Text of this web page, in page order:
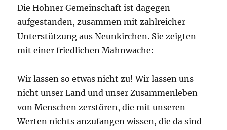
Die Hohner Gemeinschaft ist dagegen
aufgestanden, zusammen mit zahlreicher
Unterstützung aus Neunkirchen. Sie zeigten
mit einer friedlichen Mahnwache:
Wir lassen so etwas nicht zu! Wir lassen uns
nicht unser Land und unser Zusammenleben
von Menschen zerstören, die mit unseren
Werten nichts anzufangen wissen, die da sind